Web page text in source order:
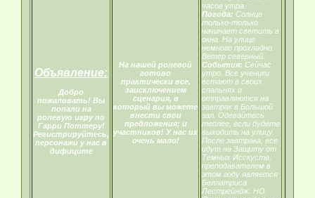
Объявление:
Добро
пожаловать! Вы
попали на
ролевую игру по
Гарри Поттеру!
Регистрируйтесь,
персонажи у нас в
дифиците
На нашей ролевой
готово
практически все,
заисключением
сценария, в
который вы можете
внести свои
предложения; и
участников! У нас их
очень мало!
часов утра.
Погода: Солнце
только-только
начинает светить в
окна. На улице
немного прохладно.
Ветер северный.
События: Сейчас
утро. Все ученики
встают в своих
спальнях и
отправляются на
завтрак в Большой
зал. Одевайтесь
теплее, если будете
выходить на улицу.
После завтрака, все
идут на Защиту от
Темных Исскуств,
преподавателем в
этом году является
Беллатриса
Лестрейндж. НО.